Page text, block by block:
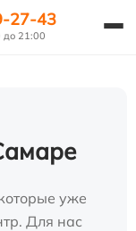
27-43
до 21:00
уже
Для нас